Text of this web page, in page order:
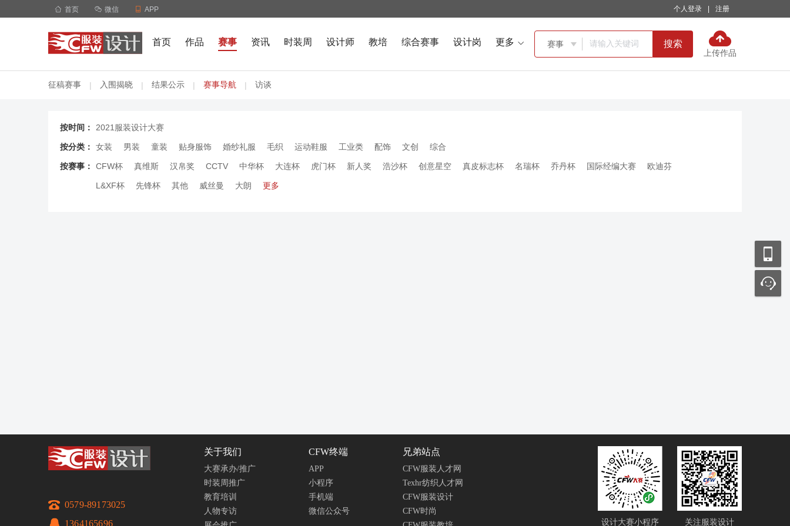
 首页  微信  APP 个人登录 注册
首页 作品 赛事 资讯 时装周 设计师 教培 综合赛事 设计岗 更多  赛事  搜索
上传作品
征稿赛事 | 入围揭晓 | 结果公示 | 赛事导航 | 访谈
按时间： 2021服装设计大赛
按分类： 女装 男装 童装 贴身服饰 婚纱礼服 毛织 运动鞋服 工业类 配饰 文创 综合
按赛事： CFW杯 真维斯 汉帛奖 CCTV 中华杯 大连杯 虎门杯 新人奖 浩沙杯 创意星空 真皮标志杯 名瑞杯 乔丹杯 国际经编大赛 欧迪芬
L&XF杯 先锋杯 其他 威丝曼 大朗 更多
0579-89173025
1364165696
设计大赛小程序 关注服装设计
关于我们
大赛承办/推广
时装周推广
教育培训
人物专访
CFW终端
APP
小程序
手机端
微信公众号
兄弟站点
CFW服装人才网
Texhr纺织人才网
CFW服装设计
CFW时尚